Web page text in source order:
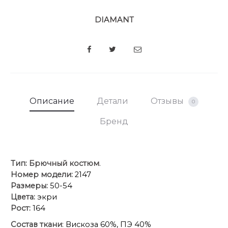
DIAMANT
SHARE
Описание Детали Отзывы 0
Бренд
Тип: Брючный костюм.
Номер модели: 2147
Размеры: 50-54
Цвета: экри
Рост: 164
Состав ткани: Вискоза 60%, ПЭ 40%